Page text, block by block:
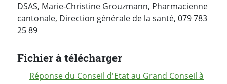
DSAS, Marie-Christine Grouzmann, Pharmacienne
cantonale, Direction générale de la santé, 079 783
25 89
Fichier à télécharger
Réponse du Conseil d'Etat au Grand Conseil à